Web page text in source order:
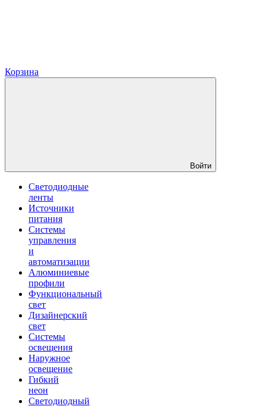
Корзина
Войти
Светодиодные
ленты
Источники
питания
Системы
управления
и
автоматизации
Алюминиевые
профили
Функциональный
свет
Дизайнерский
свет
Системы
освещения
Наружное
освещение
Гибкий
неон
Светодиодный